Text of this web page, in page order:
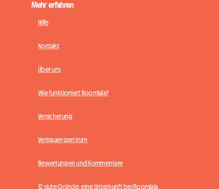
Mehr erfahren
Hilfe
Kontakt
Über uns
Wie funktioniert Roomlala?
Versicherung
Vertrauenszentrum
Bewertungen und Kommentare
12 gute Gründe, eine Unterkunft bei Roomlala